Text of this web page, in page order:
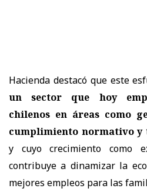
Hacienda destacó que este
un sector que hoy
chilenos en áreas como
cumplimiento normativo y
y cuyo crecimiento como
contribuye a dinamizar la
mejores empleos para las